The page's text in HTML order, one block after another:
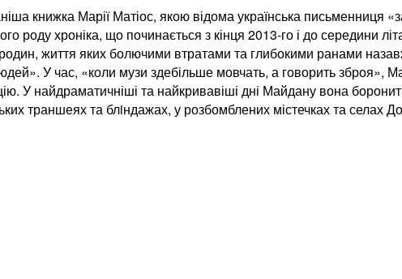
книжка Марії Матіос, якою відома українська письменниця
роду хроніка, що починається з кінця 2013-го і до середини
родин, життя яких болючими втратами та глибокими ранами
У час, «коли музи здебільше мовчать, а говорить зброя»,
У найдраматичніші та найкривавіші дні Майдану вона
траншеях та блiндажах, у розбомблених містечках та селах